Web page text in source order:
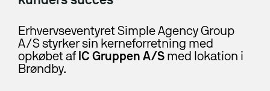
Penetration-test
Under angreb
Disaster Recovery
Erhvervseventyret Simple Agency Group
A/S styrker sin kerneforretning med
opkøbet af IC Gruppen A/S med lokation i
Brøndby.